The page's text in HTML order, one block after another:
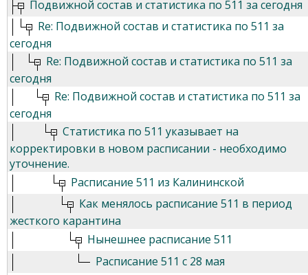
Подвижной состав и статистика по 511 за сегодня
Re: Подвижной состав и статистика по 511 за
сегодня
Re: Подвижной состав и статистика по 511 за
сегодня
Re: Подвижной состав и статистика по 511 за
сегодня
Статистика по 511 указывает на
корректировки в новом расписании - необходимо
уточнение.
Расписание 511 из Калининской
Как менялось расписание 511 в период
жесткого карантина
Нынешнее расписание 511
Расписание 511 с 28 мая